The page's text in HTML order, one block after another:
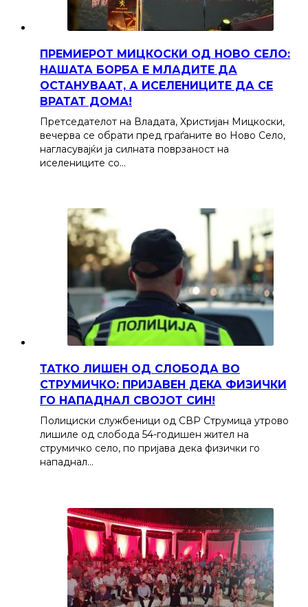
ПРЕМИЕРОТ МИЦКОСКИ ОД НОВО СЕЛО:
НАШАТА БОРБА Е МЛАДИТЕ ДА
ОСТАНУВААТ, А ИСЕЛЕНИЦИТЕ ДА СЕ
ВРАТАТ ДОМА!
Претседателот на Владата, Христијан Мицкоски,
вечерва се обрати пред граѓаните во Ново Село,
нагласувајќи ја силната поврзаност на
иселениците со…
ТАТКО ЛИШЕН ОД СЛОБОДА ВО
СТРУМИЧКО: ПРИЈАВЕН ДЕКА ФИЗИЧКИ
ГО НАПАДНАЛ СВОЈОТ СИН!
Полициски службеници од СВР Струмица утрово
лишиле од слобода 54-годишен жител на
струмичко село, по пријава дека физички го
нападнал…